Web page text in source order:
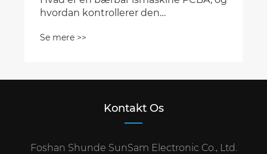
Kontakt Os
Foshan Shunde SunSam Electronic Co., Ltd.